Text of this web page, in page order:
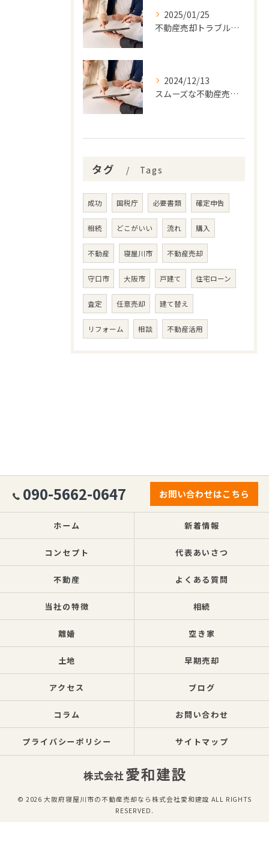
2025/01/25
不動産売却トラブルを回避するための必須ガイド
2024/12/13
スムーズな不動産売却に必要なステップとは
タグ Tags
成功 国税庁 必要書類 確定申告
相続 どこがいい 流れ 購入
不動産 寝屋川市 不動産売却
守口市 大阪市 戸建て 住宅ローン
査定 任意売却 建て替え
リフォーム 相談 不動産活用
090-5662-0647 お問い合わせはこちら
ホーム 新着情報
コンセプト 代表あいさつ
不動産 よくある質問
当社の特徴 相続
離婚 空き家
土地 早期売却
アクセス ブログ
コラム お問い合わせ
プライバシーポリシー サイトマップ
© 2026 大阪府寝屋川市の不動産売却なら株式会社愛和建設 ALL RIGHTS
RESERVED.